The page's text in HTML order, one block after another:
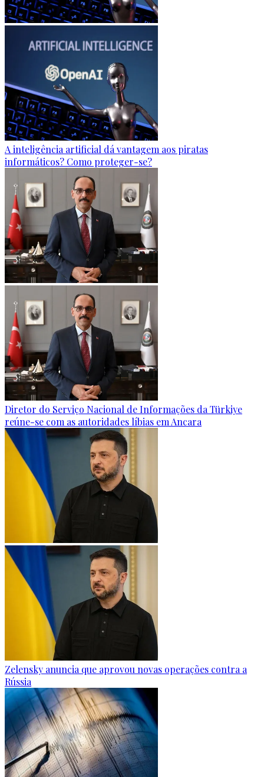
A inteligência artificial dá vantagem aos piratas
informáticos? Como proteger-se?
Diretor do Serviço Nacional de Informações da Türkiye
reúne-se com as autoridades líbias em Ancara
Zelensky anuncia que aprovou novas operações contra a
Rússia